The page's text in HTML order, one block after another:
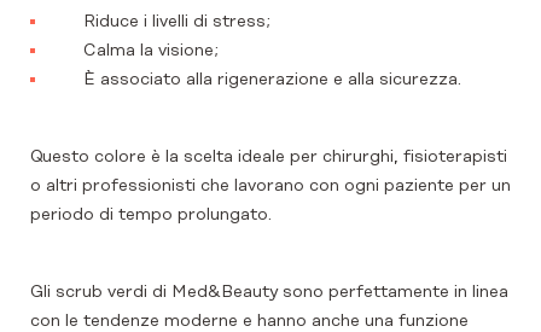
Riduce i livelli di stress;
Calma la visione;
È associato alla rigenerazione e alla sicurezza.
Questo colore è la scelta ideale per chirurghi, fisioterapisti
o altri professionisti che lavorano con ogni paziente per un
periodo di tempo prolungato.
Gli scrub verdi di Med&Beauty sono perfettamente in linea
con le tendenze moderne e hanno anche una funzione